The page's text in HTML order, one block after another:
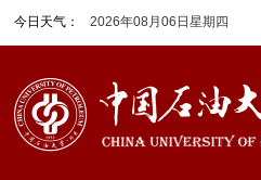
今日天气： 2026年08月06日星期四